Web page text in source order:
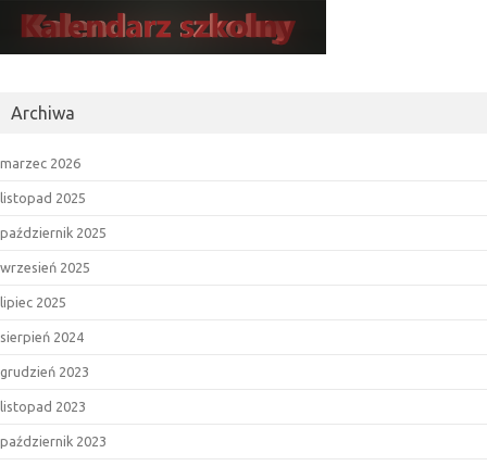
Archiwa
marzec 2026
listopad 2025
październik 2025
wrzesień 2025
lipiec 2025
sierpień 2024
grudzień 2023
listopad 2023
październik 2023